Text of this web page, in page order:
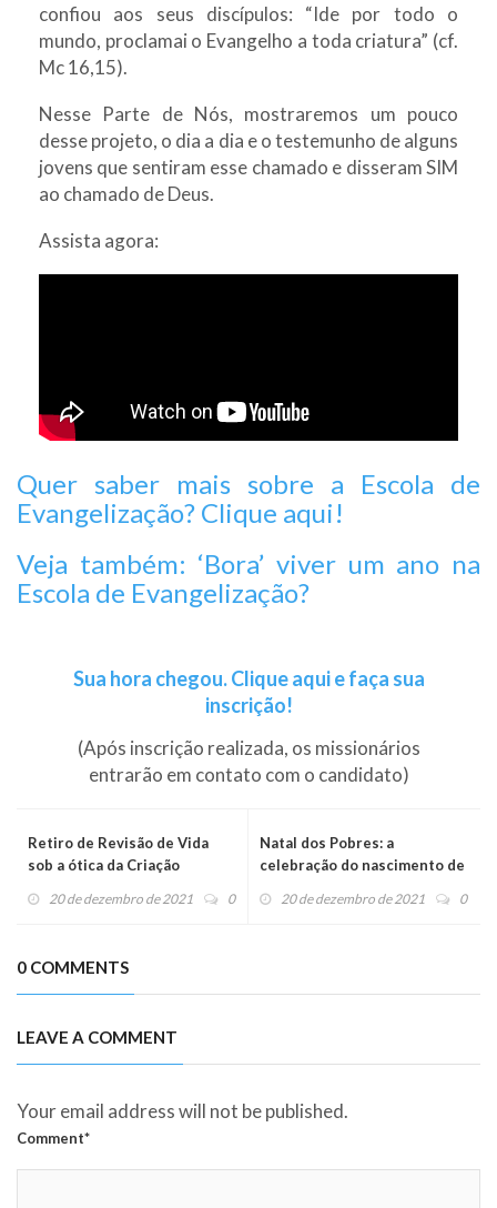
confiou aos seus discípulos: “Ide por todo o
mundo, proclamai o Evangelho a toda criatura” (cf.
Mc 16,15).
Nesse Parte de Nós, mostraremos um pouco
desse projeto, o dia a dia e o testemunho de alguns
jovens que sentiram esse chamado e disseram SIM
ao chamado de Deus.
Assista agora:
Quer saber mais sobre a Escola de
Evangelização? Clique aqui!
Veja também: ‘Bora’ viver um ano na
Escola de Evangelização?
Sua hora chegou. Clique aqui e faça sua
inscrição!
(Após inscrição realizada, os missionários
entrarão em contato com o candidato)
Retiro de Revisão de Vida
sob a ótica da Criação
20 de dezembro de 2021 0
Natal dos Pobres: a
celebração do nascimento de
Reino
20 de dezembro de 2021 0
0 COMMENTS
LEAVE A COMMENT
Your email address will not be published.
Comment*